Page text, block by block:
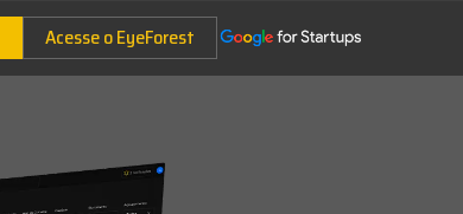
Acesse o EyeForest